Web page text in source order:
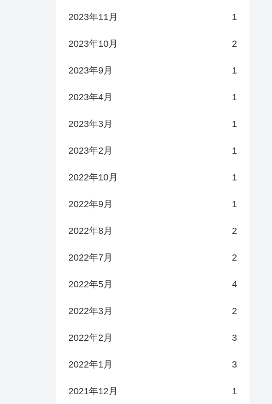
2023年11月 1
2023年10月 2
2023年9月 1
2023年4月 1
2023年3月 1
2023年2月 1
2022年10月 1
2022年9月 1
2022年8月 2
2022年7月 2
2022年5月 4
2022年3月 2
2022年2月 3
2022年1月 3
2021年12月 1